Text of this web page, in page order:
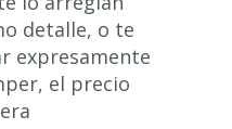
detalle, o te
expresamente
el precio